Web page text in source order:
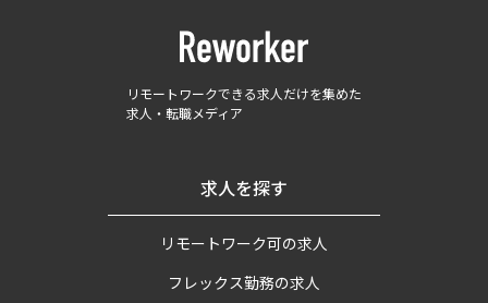
リモートワークできる求人だけを集めた
求人・転職メディア
求人を探す
リモートワーク可の求人
フレックス勤務の求人